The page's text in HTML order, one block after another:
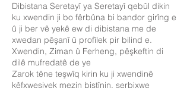
Dibistana Seretayî ya Seretayî qebûl dikin
ku xwendin ji bo fêrbûna bi bandor girîng e
û ji ber vê yekê ew di dibistana me de
xwedan pêşanî û profîlek pir bilind e.
Xwendin, Ziman û Ferheng, pêşkeftin di
dilê mufredatê de ye
Zarok têne teşwîq kirin ku ji xwendinê
kêfxweşiyek mezin bistînin, serbixwe